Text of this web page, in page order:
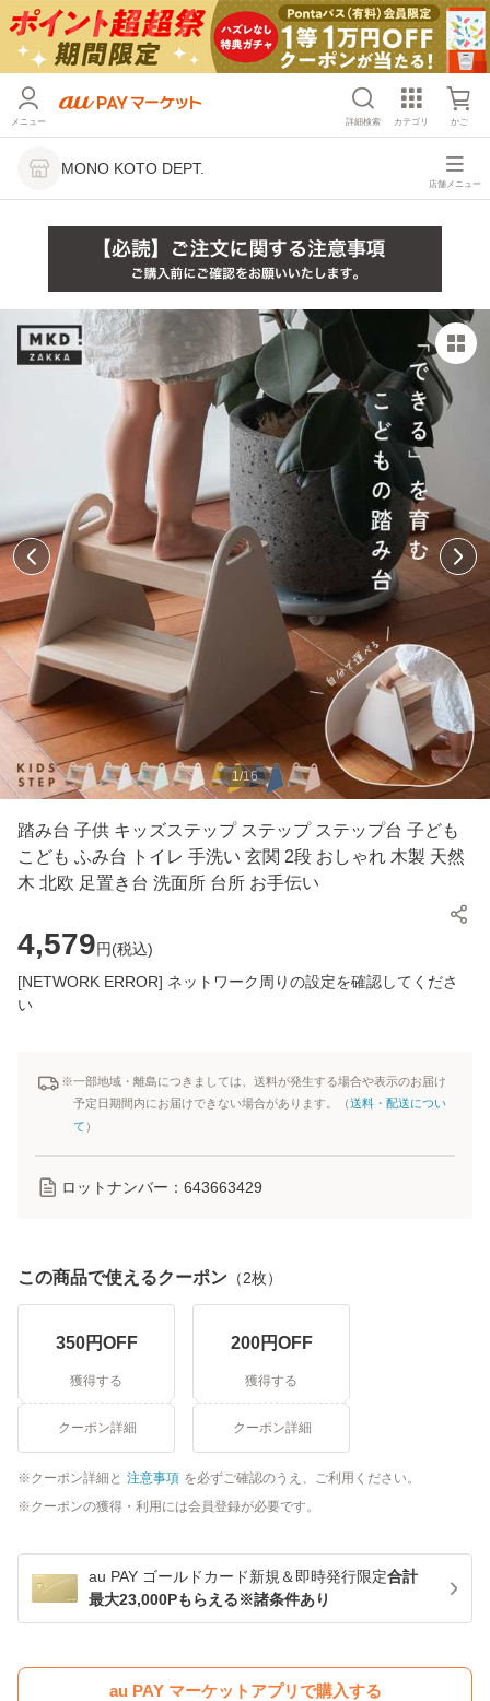
メニュー 詳細検索 カテゴリ かご
MONO KOTO DEPT.
店舗メニュー
1/16
踏み台 子供 キッズステップ ステップ ステップ台 子ども
こども ふみ台 トイレ 手洗い 玄関 2段 おしゃれ 木製 天然
木 北欧 足置き台 洗面所 台所 お手伝い
4,579円(税込)
[NETWORK ERROR] ネットワーク周りの設定を確認してくださ
い
※一部地域・離島につきましては、送料が発生する場合や表示のお届け
予定日期間内にお届けできない場合があります。（送料・配送につい
て ）
ロットナンバー： 643663429
この商品で使えるクーポン （2枚）
350円OFF
獲得する
クーポン詳細
200円OFF
獲得する
クーポン詳細
クーポン詳細と 注意事項 を必ずご確認のうえ、ご利用ください。
クーポンの獲得・利用には会員登録が必要です。
au PAY ゴールドカード新規＆即時発行限定合計
最大23,000Pもらえる※諸条件あり
au PAY マーケットアプリで購入する